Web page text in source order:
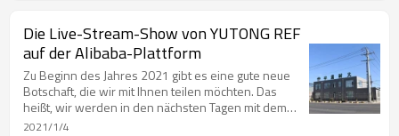
Die Live-Stream-Show von YUTONG REF
auf der Alibaba-Plattform
Zu Beginn des Jahres 2021 gibt es eine gute neue
Botschaft, die wir mit Ihnen teilen möchten. Das
heißt, wir werden in den nächsten Tagen mit dem
Online-Livestream auf der Alibaba-Plattform
2021/1/4